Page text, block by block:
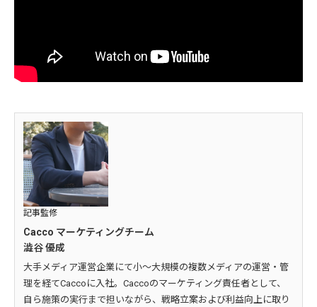
記事監修
Cacco マーケティングチーム
澁谷 優成
大手メディア運営企業にて小～大規模の複数メディアの運営・管
理を経てCaccoに入社。Caccoのマーケティング責任者として、
自ら施策の実行まで担いながら、戦略立案および利益向上に取り